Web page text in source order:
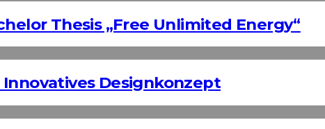
Thesis „Free Unlimited Energy“
Designkonzept